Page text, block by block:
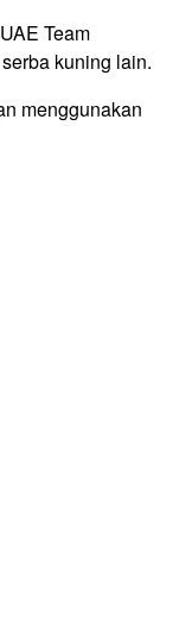
Team
kuning lain.
menggunakan